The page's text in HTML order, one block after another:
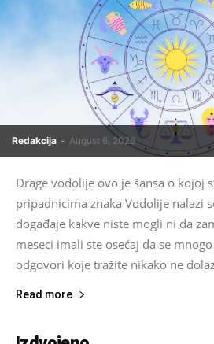
Redakcija - August 6, 2026
Drage vodolije ovo je šansa o kojoj
pripadnicima znaka Vodolije nalazi
događaje kakve niste mogli ni da
meseci imali ste osećaj da se
odgovori koje tražite nikako ne
Read more